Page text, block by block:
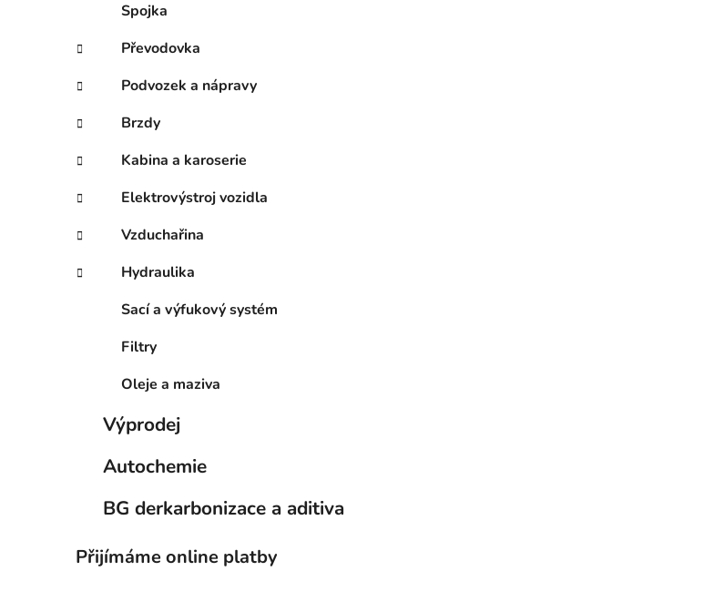
Spojka
Převodovka
Podvozek a nápravy
Brzdy
Kabina a karoserie
Elektrovýstroj vozidla
Vzduchařina
Hydraulika
Sací a výfukový systém
Filtry
Oleje a maziva
Výprodej
Autochemie
BG derkarbonizace a aditiva
Přijímáme online platby